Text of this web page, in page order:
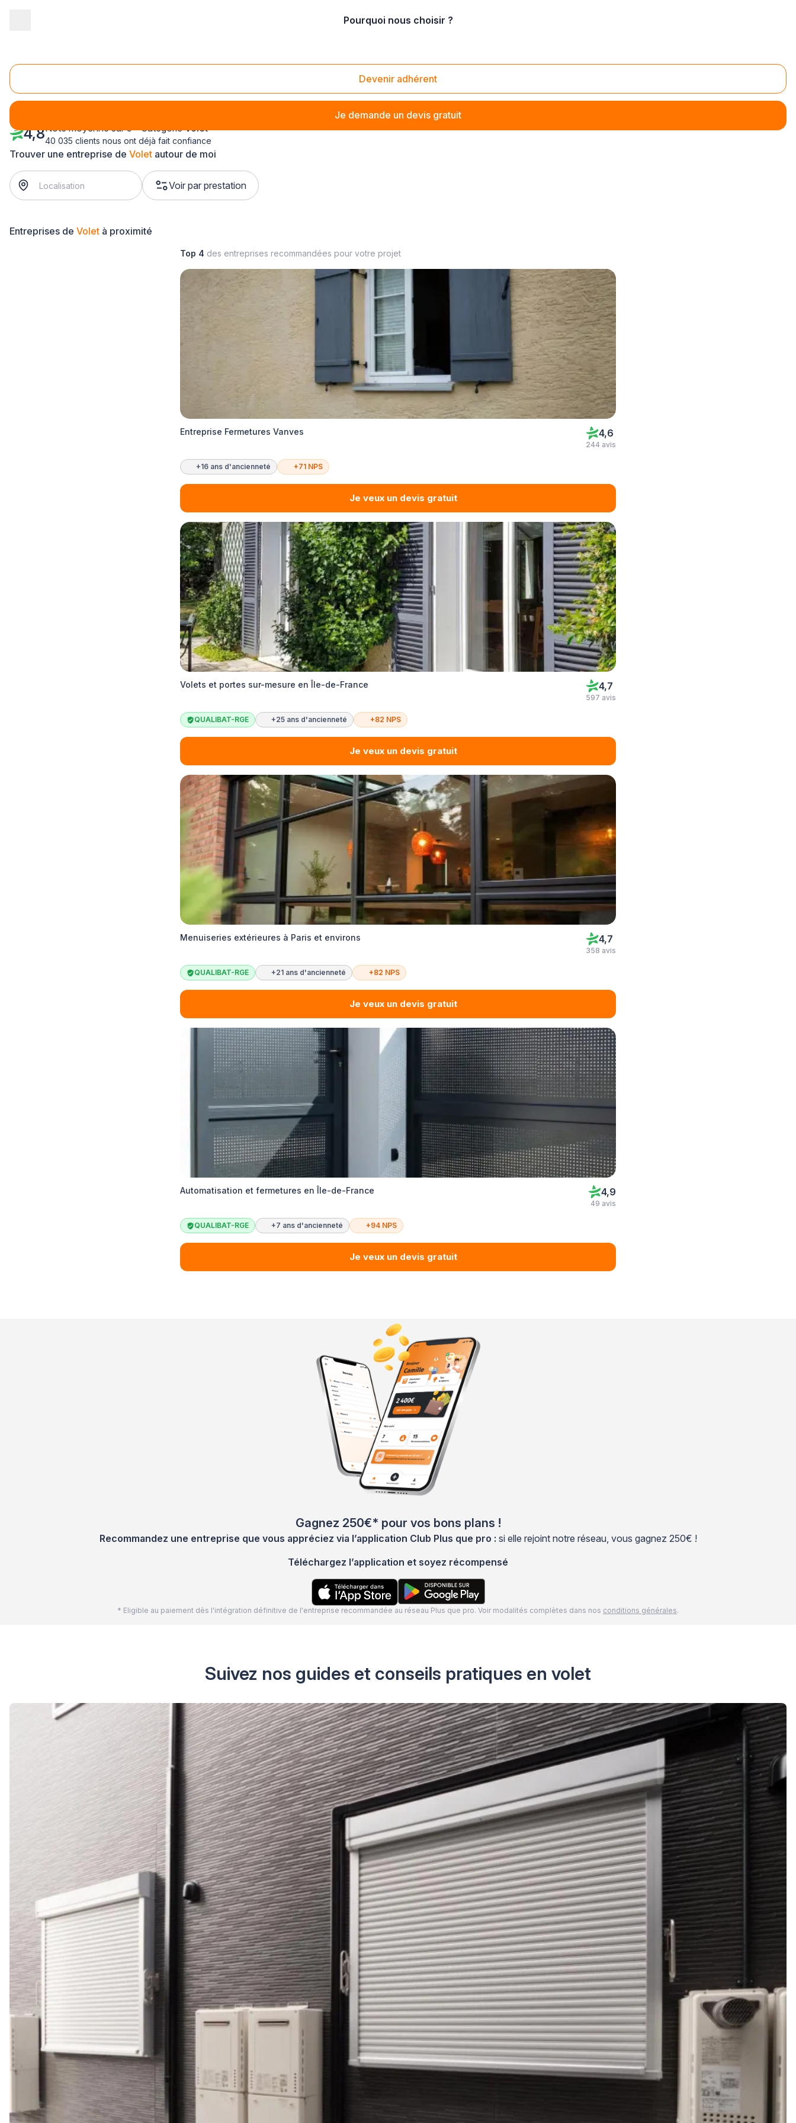
Pourquoi nous choisir ?
Devenir adhérent
Je demande un devis gratuit
Volet Puteaux (92800)
Trouver une entreprise de Volet autour de moi
Voir par prestation
4,8Note moyenne sur 5 - CatégorieVolet
40 035 clients nous ont déjà fait confiance
Entreprises de Volet à proximité
Top 4 des entreprises recommandées pour votre projet
Entreprise Fermetures Vanves 4,6
244 avis
+16 ans d'ancienneté +71 NPS
Je veux un devis gratuit
Volets et portes sur-mesure en Île-de-France 4,7
597 avis
QUALIBAT-RGE +25 ans d'ancienneté +82 NPS
Je veux un devis gratuit
Menuiseries extérieures à Paris et environs 4,7
358 avis
QUALIBAT-RGE +21 ans d'ancienneté +82 NPS
Je veux un devis gratuit
Automatisation et fermetures en Île-de-France 4,9
49 avis
QUALIBAT-RGE +7 ans d'ancienneté +94 NPS
Je veux un devis gratuit
Gagnez 250€* pour vos bons plans !
Recommandez une entreprise que vous appréciez via l’application Club Plus que pro : si elle rejoint notre réseau, vous gagnez 250€ !
Téléchargez l’application et soyez récompensé
* Eligible au paiement dès l'intégration définitive de l'entreprise recommandée au réseau Plus que pro. Voir modalités complètes dans nos conditions générales.
Suivez nos guides et conseils pratiques en volet